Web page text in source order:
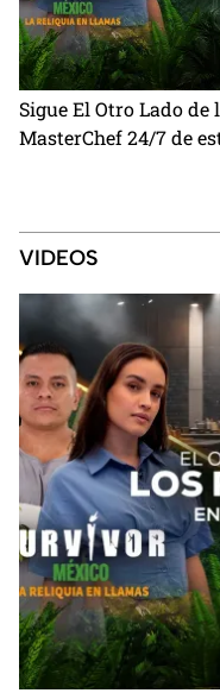
Sigue El Otro Lado de
MasterChef 24/7 de
VIDEOS